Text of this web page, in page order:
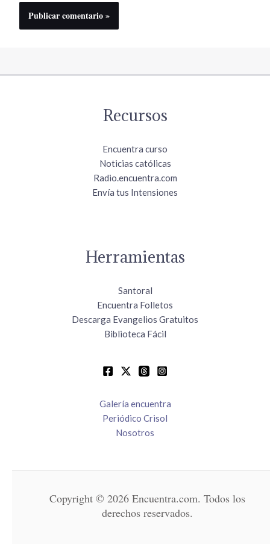
Recursos
Encuentra curso
Noticias católicas
Radio.encuentra.com
Envía tus Intensiones
Herramientas
Santoral
Encuentra Folletos
Descarga Evangelios Gratuitos
Biblioteca Fácil
Galería encuentra
Periódico Crisol
Nosotros
Copyright © 2026 Encuentra.com. Todos los
derechos reservados.